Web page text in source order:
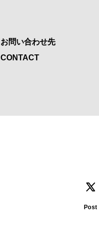
お問い合わせ先
CONTACT
Post